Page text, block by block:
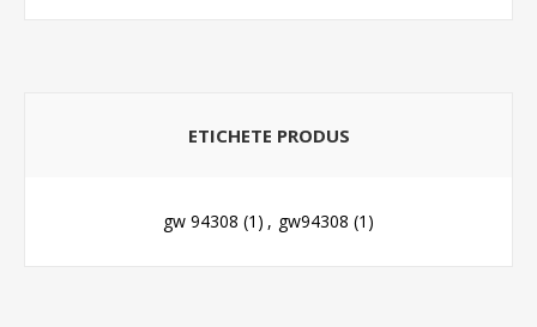
ETICHETE PRODUS
gw 94308 (1) , gw94308 (1)